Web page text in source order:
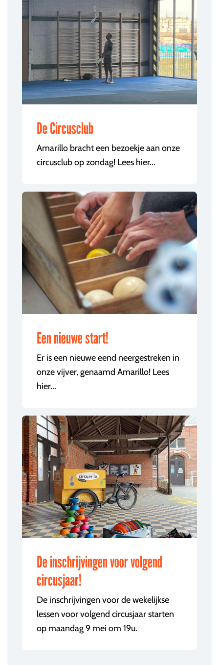
De Circusclub
Amarillo bracht een bezoekje aan onze
circusclub op zondag! Lees hier...
Een nieuwe start!
Er is een nieuwe eend neergestreken in
onze vijver, genaamd Amarillo! Lees
hier...
De inschrijvingen voor volgend
circusjaar!
De inschrijvingen voor de wekelijkse
lessen voor volgend circusjaar starten
op maandag 9 mei om 19u.